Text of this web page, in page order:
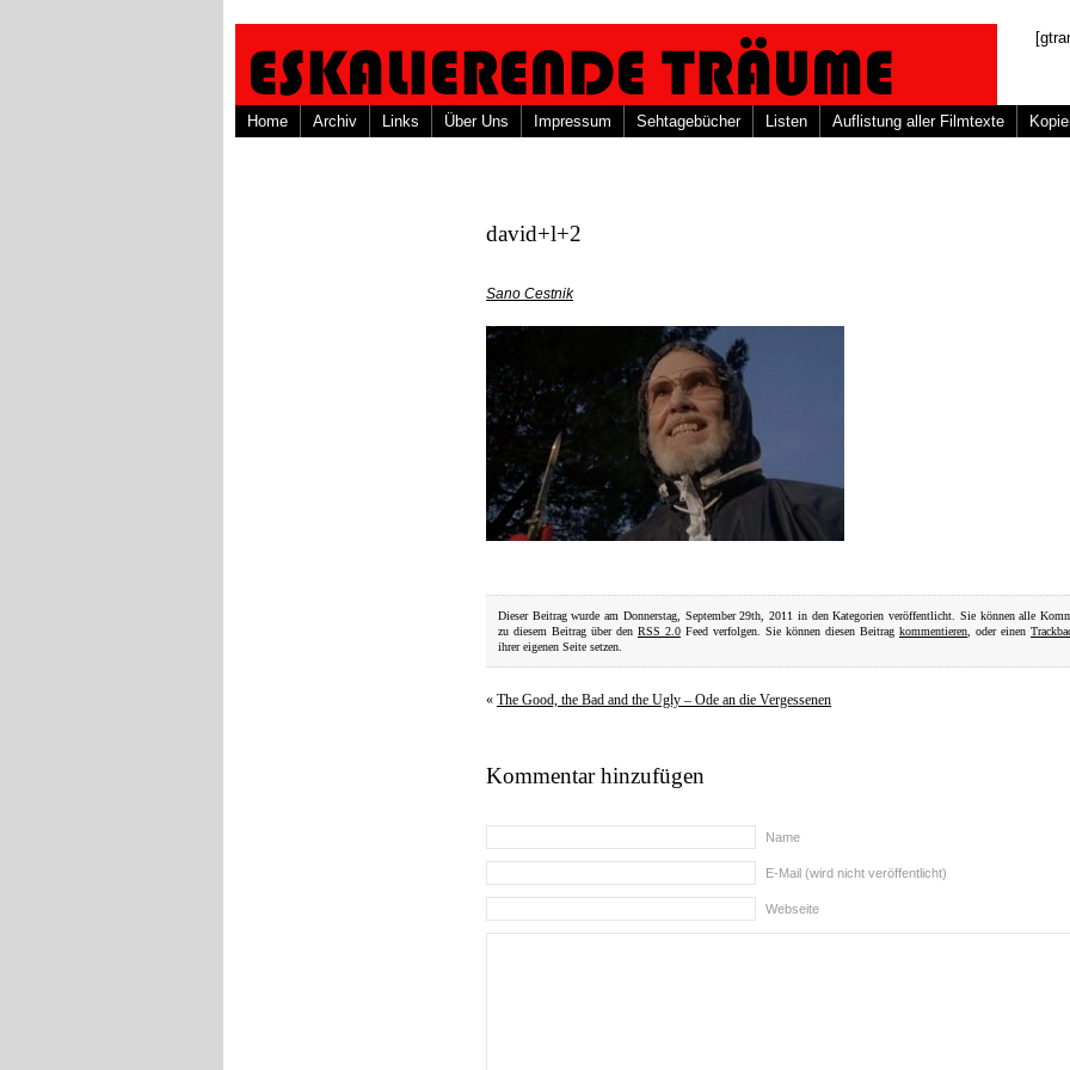
Home Archiv Links Über Uns Impressum Sehtagebücher Listen Auflistung aller Filmtexte
david+l+2
Sano Cestnik
Dieser Beitrag wurde am Donnerstag, September 29th, 2011 in den Kategorien veröffentlicht. Sie können alle
zu diesem Beitrag über den RSS 2.0 Feed verfolgen. Sie können diesen Beitrag kommentieren , oder einen
ihrer eigenen Seite setzen.
« The Good, the Bad and the Ugly – Ode an die Vergessenen
Kommentar hinzufügen
Name
E-Mail (wird nicht veröffentlicht)
Webseite